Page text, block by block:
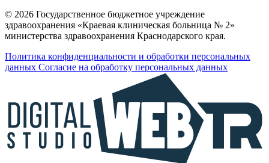
© 2026 Государственное бюджетное учреждение
здравоохранения «Краевая клиническая больница № 2»
министерства здравоохранения Краснодарского края.
Политика конфиденциальности и обработки персональных
данных Согласие на обработку персональных данных